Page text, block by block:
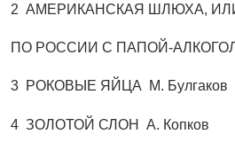
2 АМЕРИКАНСКАЯ ШЛЮХА,
ПО РОССИИ С ПАПОЙ-
3 РОКОВЫЕ ЯЙЦА М. Булгаков
4 ЗОЛОТОЙ СЛОН А. Копков